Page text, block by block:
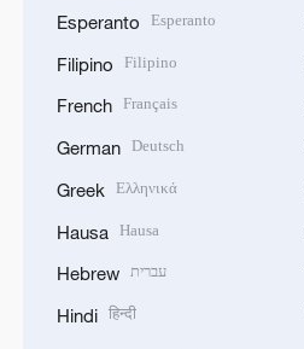
Esperanto Esperanto
Filipino Filipino
French Français
German Deutsch
Greek Ελληνικά
Hausa Hausa
Hebrew עברית
Hindi हिन्दी